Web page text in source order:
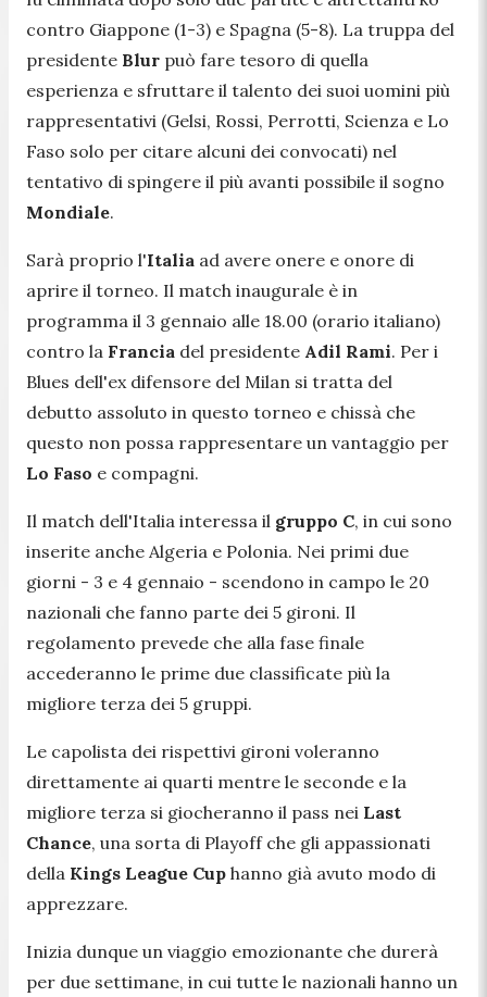
contro Giappone (1-3) e Spagna (5-8). La truppa del
presidente Blur può fare tesoro di quella
esperienza e sfruttare il talento dei suoi uomini più
rappresentativi (Gelsi, Rossi, Perrotti, Scienza e Lo
Faso solo per citare alcuni dei convocati) nel
tentativo di spingere il più avanti possibile il sogno
Mondiale.
Sarà proprio l'Italia ad avere onere e onore di
aprire il torneo. Il match inaugurale è in
programma il 3 gennaio alle 18.00 (orario italiano)
contro la Francia del presidente Adil Rami. Per i
Blues dell'ex difensore del Milan si tratta del
debutto assoluto in questo torneo e chissà che
questo non possa rappresentare un vantaggio per
Lo Faso e compagni.
Il match dell'Italia interessa il gruppo C, in cui sono
inserite anche Algeria e Polonia. Nei primi due
giorni - 3 e 4 gennaio - scendono in campo le 20
nazionali che fanno parte dei 5 gironi. Il
regolamento prevede che alla fase finale
accederanno le prime due classificate più la
migliore terza dei 5 gruppi.
Le capolista dei rispettivi gironi voleranno
direttamente ai quarti mentre le seconde e la
migliore terza si giocheranno il pass nei Last
Chance, una sorta di Playoff che gli appassionati
della Kings League Cup hanno già avuto modo di
apprezzare.
Inizia dunque un viaggio emozionante che durerà
per due settimane, in cui tutte le nazionali hanno un